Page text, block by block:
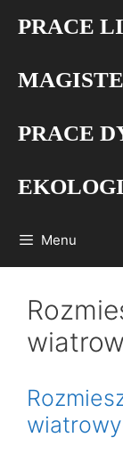
PRACE
PRACE
Menu